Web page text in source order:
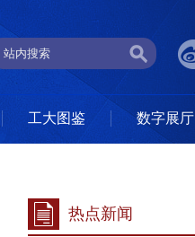
工大图鉴 数字展厅
热点新闻